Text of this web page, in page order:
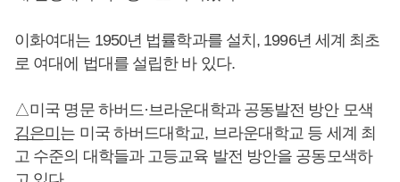
이화여대는 1950년 법률학과를 설치, 1996년 세계 최초
로 여대에 법대를 설립한 바 있다.
△미국 명문 하버드·브라운대학과 공동발전 방안 모색
김은미 는 미국 하버드대학교, 브라운대학교 등 세계 최
고 수준의 대학들과 고등교육 발전 방안을 공동모색하